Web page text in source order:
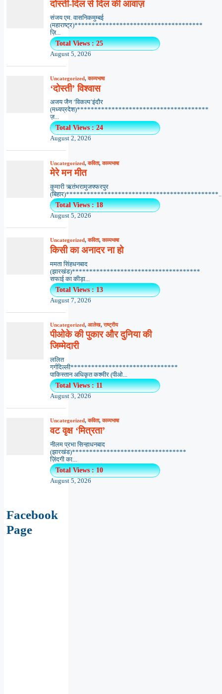
दोस्ती-दिल से दिल की आवाज़
संजय एम. वासनिकमुम्बई
(महाराष्ट्र)*************************************
ज़ि...
Total Views : 25
August 5, 2026
Uncategorized,काव्यभाषा
‘दोस्ती’ विश्वास
अजय जैन ‘विकल्प’इंदौर
(मध्यप्रदेश)**************************************
ज़...
Total Views : 24
August 2, 2026
Uncategorized,कविता,काव्यभाषा
मेरे मन मीत
कुमारी ऋतंभरामुजफ्फरपुर
Total Views : 18
August 5, 2026
Uncategorized,कविता,काव्यभाषा
किसी का अनादर ना हो
ममता सिंहधनबाद
(झारखंड)*************************************
सफाई का कीड़ा...
Total Views : 13
August 7, 2026
Uncategorized, आलेख,राष्ट्रीय
पीओके की पुकार और दुनिया की
जिम्मेदारी
ललित
गर्गदिल्ली*******************************
पाकिस्तान अधिकृत कश्मीर (पीओ...
Total Views : 11
August 3, 2026
Uncategorized,कविता,काव्यभाषा
वट वृक्ष ‘मित्रता’
नीलम प्रभा सिन्हाधनबाद
(झारखंड)*********************************
ज़िंदगी का...
Total Views : 10
August 5, 2026
Facebook
Page